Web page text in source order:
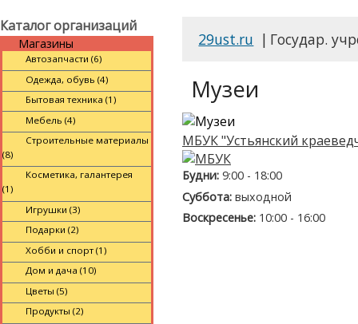
Каталог организаций
Магазины
Автозапчасти (6)
Одежда, обувь (4)
Бытовая техника (1)
Мебель (4)
Строительные материалы
(8)
Косметика, галантерея
(1)
Игрушки (3)
Подарки (2)
Хобби и спорт (1)
Дом и дача (10)
Цветы (5)
Продукты (2)
29ust.ru | Государ.
Музеи
МБУК "Устьянский
Будни: 9:00 - 18:00
Суббота: выходной
Воскресенье: 10:00 - 16:00